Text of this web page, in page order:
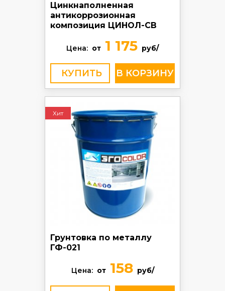
Цинкнаполненная
антикоррозионная
композиция ЦИНОЛ-СВ
Цена: от 1 175 руб/
КУПИТЬ
Хит
Грунтовка по металлу
ГФ-021
Цена: от158 руб/